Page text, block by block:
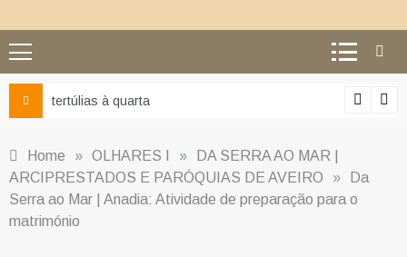
quarta Ciência e
Home » OLHARES I »
DA SERRA AO MAR |
ARCIPRESTADOS E PARÓQUIAS DE AVEIRO
»
Da
Serra ao Mar | Anadia: Atividade de preparação para o
matrimónio